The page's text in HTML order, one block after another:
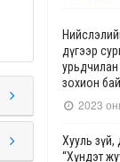
дүгээр
урьдчилан
зохион
2023
Хууль
“Хүндэт